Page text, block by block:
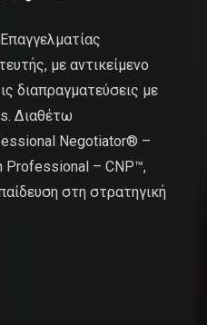
με αντικείμενο
διαπραγματεύσεις με
Διαθέτω
Negotiator® –
Professional – CNP™,
στη στρατηγική